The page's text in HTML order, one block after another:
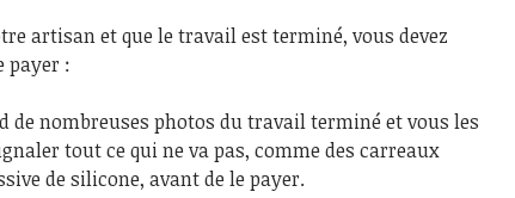
artisan et que le travail est terminé, vous devez
payer :
de nombreuses photos du travail terminé et vous les
tout ce qui ne va pas, comme des carreaux
de silicone, avant de le payer.